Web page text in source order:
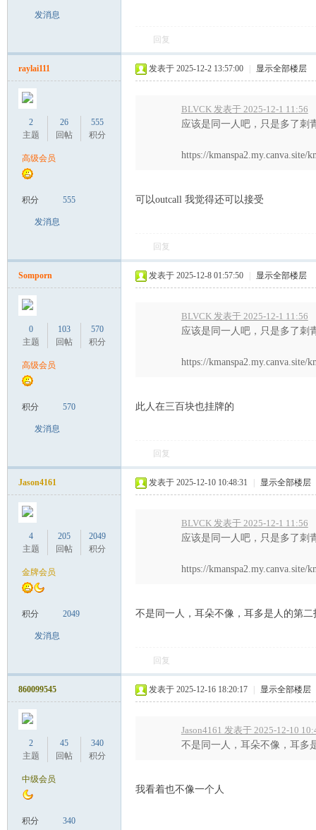
发消息
回复
raylai111
2
主题
26
回帖
555
积分
高级会员
积分 555
发消息
发表于 2025-12-2 13:57:00 显示全部楼层
BLVCK 发表于 2025-12-1 11:56
应该是同一人吧，只是多了刺
https://kmanspa2.my.canva.site/
可以outcall 我觉得还可以接受
回复
Somporn
0
主题
103
回帖
570
积分
高级会员
积分 570
发消息
发表于 2025-12-8 01:57:50 显示全部楼层
BLVCK 发表于 2025-12-1 11:56
应该是同一人吧，只是多了刺
https://kmanspa2.my.canva.site/
此人在三百块也挂牌的
回复
Jason4161
4
主题
205
回帖
2049
积分
金牌会员
积分 2049
发消息
发表于 2025-12-10 10:48:31 显示全部楼层
BLVCK 发表于 2025-12-1 11:56
应该是同一人吧，只是多了刺
https://kmanspa2.my.canva.site/
不是同一人，耳朵不像，耳多是人的第二
回复
860099545
2
主题
45
回帖
340
积分
中级会员
积分 340
发表于 2025-12-16 18:20:17 显示全部楼层
Jason4161 发表于 2025-12-10
不是同一人，耳朵不像，耳多
我看着也不像一个人